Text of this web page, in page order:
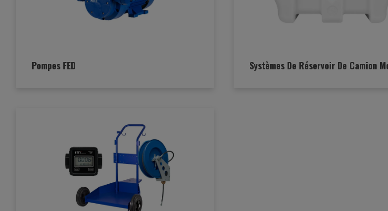
Pompes FED Systèmes De Réservoir De Camion